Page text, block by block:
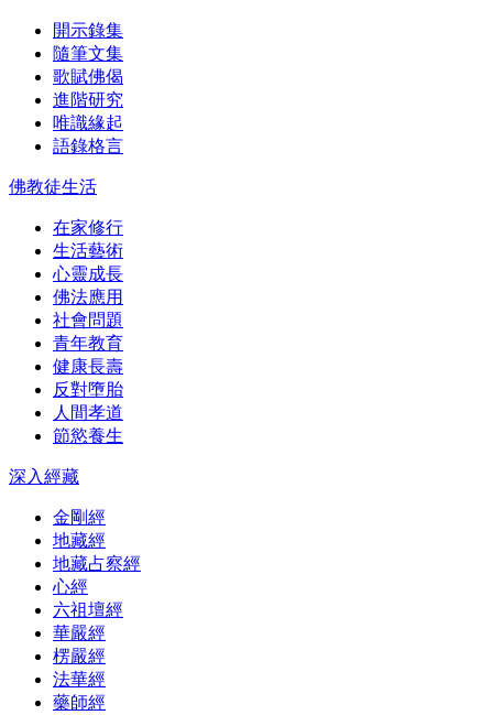
開示錄集
隨筆文集
歌賦佛偈
進階研究
唯識緣起
語錄格言
佛教徒生活
在家修行
生活藝術
心靈成長
佛法應用
社會問題
青年教育
健康長壽
反對墮胎
人間孝道
節慾養生
深入經藏
金剛經
地藏經
地藏占察經
心經
六祖壇經
華嚴經
楞嚴經
法華經
藥師經